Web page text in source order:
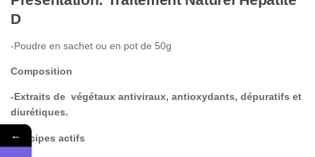
D
-Poudre en sachet ou en pot de 50g
Composition
-Extraits de végétaux antiviraux, antioxydants, dépuratifs et
diurétiques.
Principes actifs
←